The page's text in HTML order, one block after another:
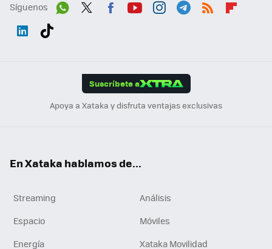
Síguenos
Suscríbete a
Apoya a Xataka y disfruta ventajas exclusivas
En Xataka hablamos de...
Streaming
Análisis
Espacio
Móviles
Energía
Xataka Movilidad